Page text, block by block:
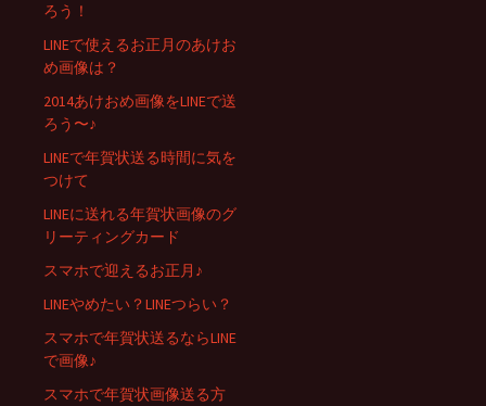
ろう！
LINEで使えるお正月のあけお
め画像は？
2014あけおめ画像をLINEで送
ろう〜♪
LINEで年賀状送る時間に気を
つけて
LINEに送れる年賀状画像のグ
リーティングカード
スマホで迎えるお正月♪
LINEやめたい？LINEつらい？
スマホで年賀状送るならLINE
で画像♪
スマホで年賀状画像送る方